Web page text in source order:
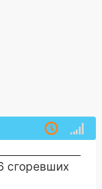
сгоревших